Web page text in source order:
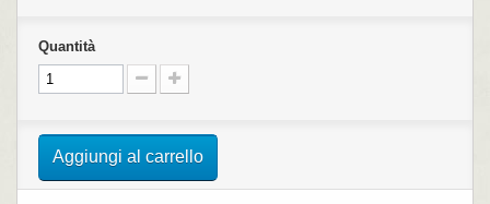
Quantità
Aggiungi al carrello